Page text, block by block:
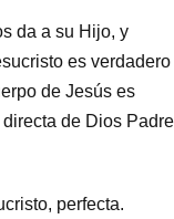
da a su Hijo, y
es verdadero
de Jesús es
de Dios
perfecta.